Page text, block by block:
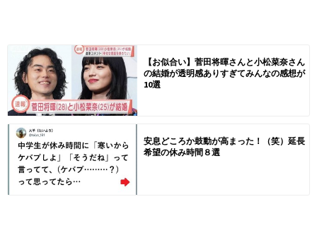
【お似合い】菅田将暉さんと小松菜奈さん
の結婚が透明感ありすぎてみんなの感想が
10選
安息どころか鼓動が高まった！（笑）延長
希望の休み時間８選